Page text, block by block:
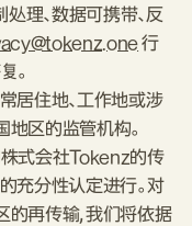
处理、数据可携带、反
行
。
居住地、工作地或涉
区的监管机构。
株式会社Tokenz的传
充分性认定进行。对
再传输，我们将依据